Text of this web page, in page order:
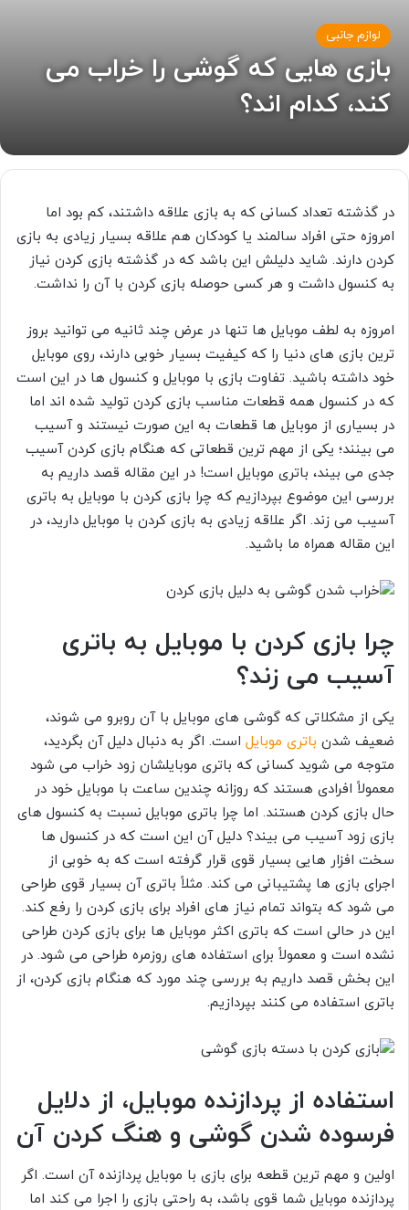
لوازم جانبی
بازی هایی که گوشی را خراب می
کند، کدام اند؟
در گذشته تعداد کسانی که به بازی علاقه داشتند، کم بود اما
امروزه حتی افراد سالمند یا کودکان هم علاقه بسیار زیادی به بازی
کردن دارند. شاید دلیلش این باشد که در گذشته بازی کردن نیاز
به کنسول داشت و هر کسی حوصله بازی کردن با آن را نداشت.
امروزه به لطف موبایل ها تنها در عرض چند ثانیه می توانید بروز
ترین بازی های دنیا را که کیفیت بسیار خوبی دارند، روی موبایل
خود داشته باشید. تفاوت بازی با موبایل و کنسول ها در این است
که در کنسول همه قطعات مناسب بازی کردن تولید شده اند اما
در بسیاری از موبایل ها قطعات به این صورت نیستند و آسیب
می بینند؛ یکی از مهم ترین قطعاتی که هنگام بازی کردن آسیب
جدی می بیند، باتری موبایل است! در این مقاله قصد داریم به
بررسی این موضوع بپردازیم که چرا بازی کردن با موبایل به باتری
آسیب می زند. اگر علاقه زیادی به بازی کردن با موبایل دارید، در
این مقاله همراه ما باشید.
چرا بازی کردن با موبایل به باتری
آسیب می زند؟
یکی از مشکلاتی که گوشی های موبایل با آن روبرو می شوند،
ضعیف شدن باتری موبایل است. اگر به دنبال دلیل آن بگردید،
متوجه می شوید کسانی که باتری موبایلشان زود خراب می شود
معمولاً افرادی هستند که روزانه چندین ساعت با موبایل خود در
حال بازی کردن هستند. اما چرا باتری موبایل نسبت به کنسول های
بازی زود آسیب می بیند؟ دلیل آن این است که در کنسول ها
سخت افزار هایی بسیار قوی قرار گرفته است که به خوبی از
اجرای بازی ها پشتیبانی می کند. مثلاً باتری آن بسیار قوی طراحی
می شود که بتواند تمام نیاز های افراد برای بازی کردن را رفع کند.
این در حالی است که باتری اکثر موبایل ها برای بازی کردن طراحی
نشده است و معمولاً برای استفاده های روزمره طراحی می شود. در
این بخش قصد داریم به بررسی چند مورد که هنگام بازی کردن، از
باتری استفاده می کنند بپردازیم.
استفاده از پردازنده موبایل، از دلایل
فرسوده شدن گوشی و هنگ کردن آن
اولین و مهم ترین قطعه برای بازی با موبایل پردازنده آن است. اگر
پردازنده موبایل شما قوی باشد، به راحتی بازی را اجرا می کند اما